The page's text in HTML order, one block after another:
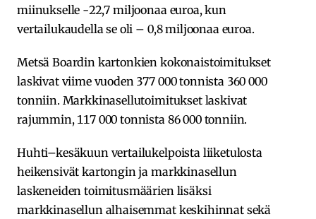
miinukselle -22,7 miljoonaa euroa, kun
vertailukaudella se oli – 0,8 miljoonaa euroa.
Metsä Boardin kartonkien kokonaistoimitukset
laskivat viime vuoden 377 000 tonnista 360 000
tonniin. Markkinasellutoimitukset laskivat
rajummin, 117 000 tonnista 86 000 tonniin.
Huhti–kesäkuun vertailukelpoista liiketulosta
heikensivät kartongin ja markkinasellun
laskeneiden toimitusmäärien lisäksi
markkinasellun alhaisemmat keskihinnat sekä